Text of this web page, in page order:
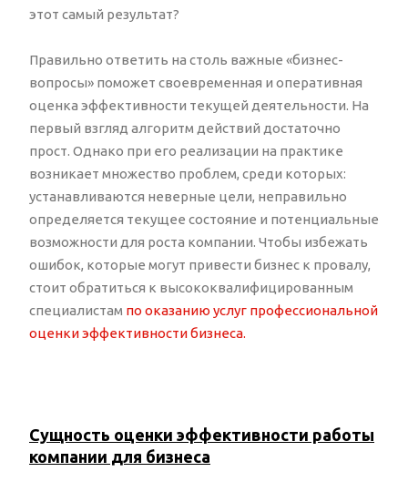
этот самый результат?
Правильно ответить на столь важные «бизнес-
вопросы» поможет своевременная и оперативная
оценка эффективности текущей деятельности. На
первый взгляд алгоритм действий достаточно
прост. Однако при его реализации на практике
возникает множество проблем, среди которых:
устанавливаются неверные цели, неправильно
определяется текущее состояние и потенциальные
возможности для роста компании. Чтобы избежать
ошибок, которые могут привести бизнес к провалу,
стоит обратиться к высококвалифицированным
специалистам по оказанию услуг профессиональной
оценки эффективности бизнеса.
Сущность оценки эффективности работы
компании для бизнеса